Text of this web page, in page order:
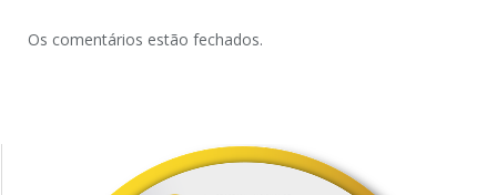
Os comentários estão fechados.